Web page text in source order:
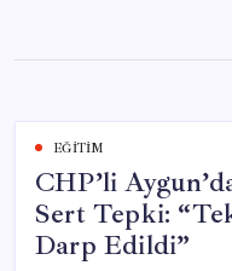
content
EĞITIM
CHP’li
Sert Tepki:
Darp Edildi”